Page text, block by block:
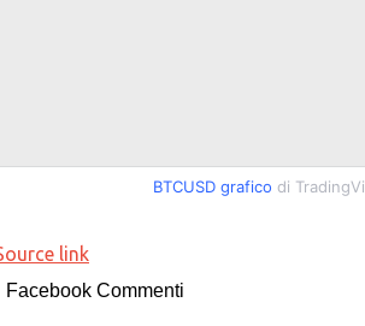
BTCUSD grafico di
link
Facebook Commenti